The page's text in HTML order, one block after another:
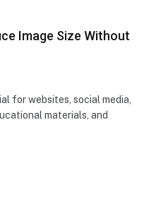
Image Size Without
for websites, social media,
materials, and